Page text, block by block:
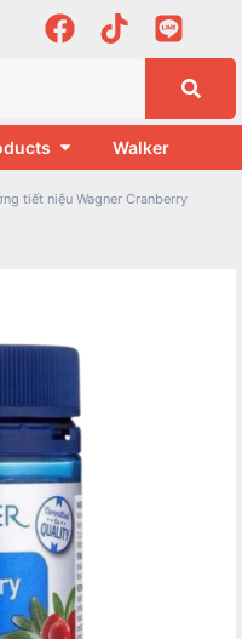
Walker
tiết niệu Wagner Cranberry